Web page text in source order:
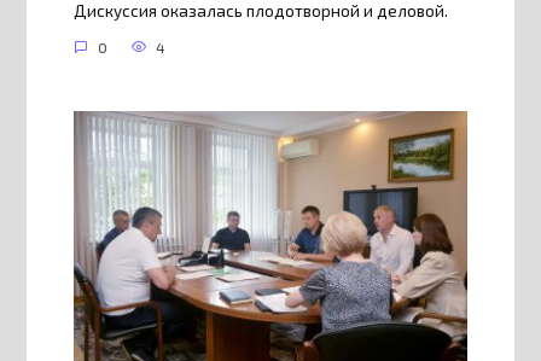
Дискуссия оказалась плодотворной и деловой.
0 4